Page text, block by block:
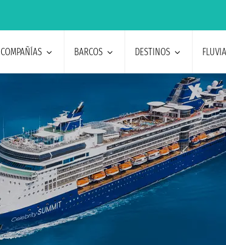
COMPAÑÍAS BARCOS DESTINOS